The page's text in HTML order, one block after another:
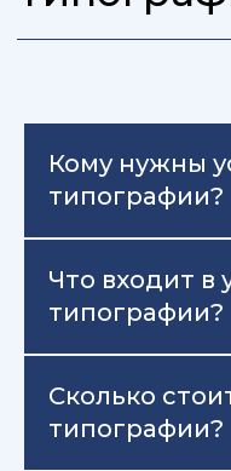
Кому нужны
типографии?
Что входит в
типографии?
Сколько
типографии?